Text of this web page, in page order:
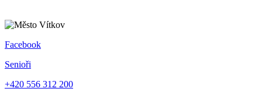
Facebook
Senioři
+420 556 312 200